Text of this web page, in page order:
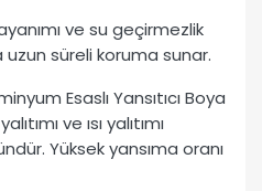
ve su geçirmezlik
süreli koruma sunar.
Esaslı Yansıtıcı Boya
ve ısı yalıtımı
Yüksek yansıma oranı